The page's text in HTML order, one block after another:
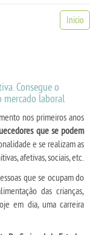
Inicio
Consegue o
mercado laboral
nos primeiros anos
que se podem
e se realizam as
afetivas, sociais, etc.
que se ocupam do
das crianças,
em dia, uma carreira